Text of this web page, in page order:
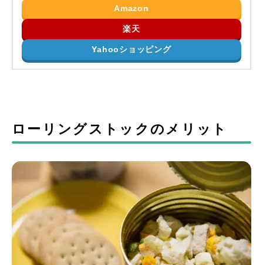
Amazon
楽天
Yahooショッピング
ローリングストックのメリット